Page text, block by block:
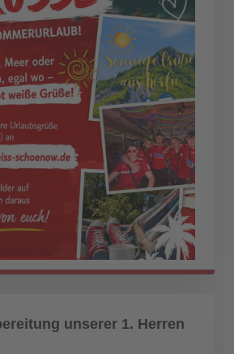
unserer 1. Herren